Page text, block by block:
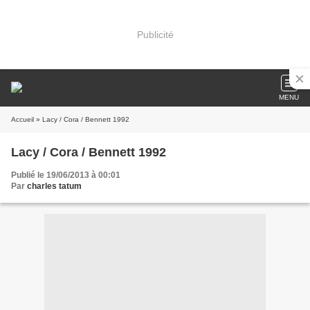
Publicité
MENU
Accueil » Lacy / Cora / Bennett 1992
Lacy / Cora / Bennett 1992
Publié le 19/06/2013 à 00:01
Par charles tatum